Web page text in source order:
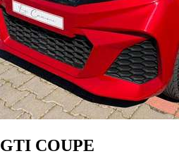
GTI COUPE